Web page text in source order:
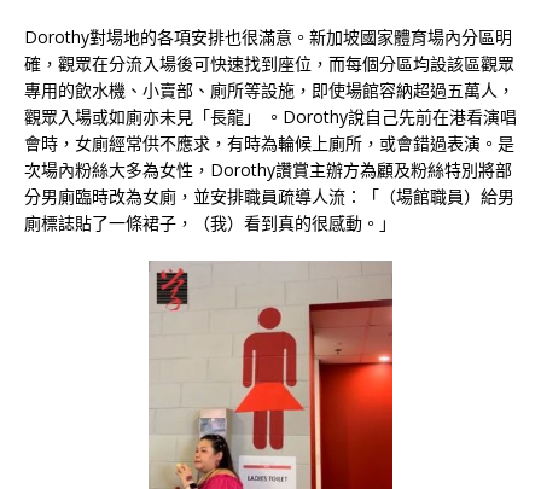
Dorothy對場地的各項安排也很滿意。新加坡國家體育場內分區明
確，觀眾在分流入場後可快速找到座位，而每個分區均設該區觀眾
專用的飲水機、小賣部、廁所等設施，即使場館容納超過五萬人，
觀眾入場或如廁亦未見「長龍」 。Dorothy說自己先前在港看演唱
會時，女廁經常供不應求，有時為輪候上廁所，或會錯過表演。是
次場內粉絲大多為女性，Dorothy讚賞主辦方為顧及粉絲特別將部
分男廁臨時改為女廁，並安排職員疏導人流：「（場館職員）給男
廁標誌貼了一條裙子，（我）看到真的很感動。」